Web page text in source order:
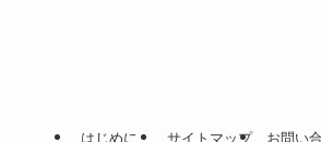
はじめに サイトマップ お問い